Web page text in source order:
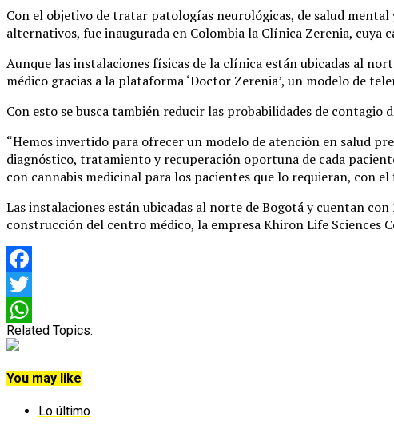
Con el objetivo de tratar patologías neurológicas, de salud
alternativos, fue inaugurada en Colombia la Clínica Zerenia,
Aunque las instalaciones físicas de la clínica están ubicadas al
médico gracias a la plataforma ‘Doctor Zerenia’, un modelo de
Con esto se busca también reducir las probabilidades de contagio
“Hemos invertido para ofrecer un modelo de atención en salud
diagnóstico, tratamiento y recuperación oportuna de cada
con cannabis medicinal para los pacientes que lo requieran, con
Las instalaciones están ubicadas al norte de Bogotá y cuentan
construcción del centro médico, la empresa Khiron Life Sciences
Facebook
Twitter
WhatsApp
Related Topics:
You may like
Lo último